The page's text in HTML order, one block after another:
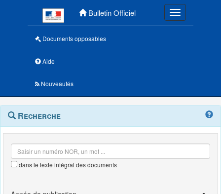
Bulletin Officiel Toggle
Documents opposables
Aide
Nouveautés
Navigation
outils
Menu
contextuel
Recherche
dans le texte intégral des documents